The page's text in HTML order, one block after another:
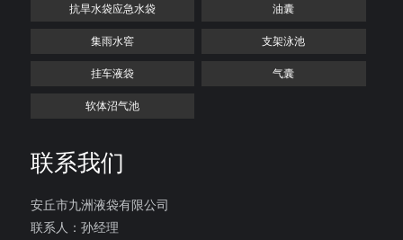
抗旱水袋应急水袋 油囊
集雨水窖 支架泳池
挂车液袋 气囊
软体沼气池
联系我们
安丘市九洲液袋有限公司
联系人：孙经理